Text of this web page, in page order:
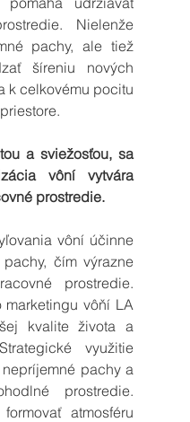
Nielenže
pachy, ale tiež
šíreniu nových
k celkovému pocitu
a sviežosťou, sa
vôní vytvára
prostredie.
vôní účinne
čím výrazne
prostredie.
marketingu vôňí LA
kvalite života a
využitie
pachy a
prostredie.
atmosféru